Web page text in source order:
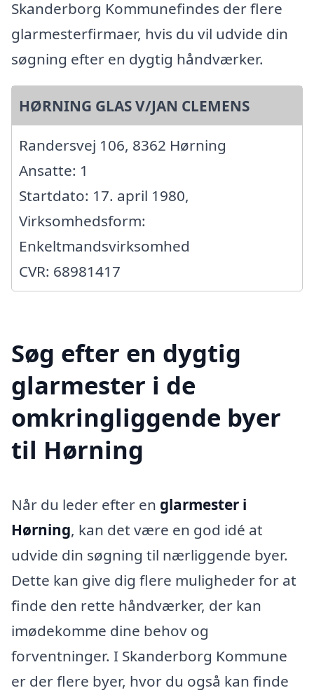
Skanderborg Kommunefindes der flere
glarmesterfirmaer, hvis du vil udvide din
søgning efter en dygtig håndværker.
HØRNING GLAS V/JAN CLEMENS
Randersvej 106, 8362 Hørning
Ansatte: 1
Startdato: 17. april 1980,
Virksomhedsform:
Enkeltmandsvirksomhed
CVR: 68981417
Søg efter en dygtig
glarmester i de
omkringliggende byer
til Hørning
Når du leder efter en glarmester i
Hørning, kan det være en god idé at
udvide din søgning til nærliggende byer.
Dette kan give dig flere muligheder for at
finde den rette håndværker, der kan
imødekomme dine behov og
forventninger. I Skanderborg Kommune
er der flere byer, hvor du også kan finde